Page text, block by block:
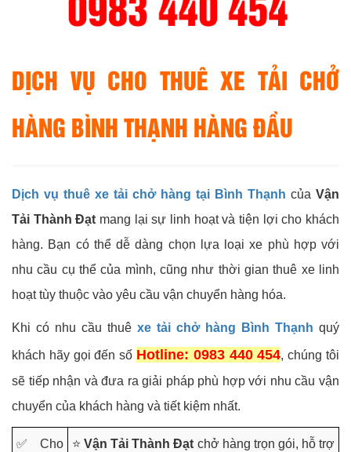
DỊCH VỤ CHO THUÊ XE TẢI CHỞ
HÀNG BÌNH THẠNH HÀNG ĐẦU
Dịch vụ thuê xe tải chở hàng tại Bình Thạnh của Vận
Tải Thành Đạt mang lại sự linh hoạt và tiện lợi cho khách
hàng. Bạn có thể dễ dàng chọn lựa loại xe phù hợp với
nhu cầu cụ thể của mình, cũng như thời gian thuê xe linh
hoạt tùy thuộc vào yêu cầu vận chuyển hàng hóa.
Khi có nhu cầu thuê xe tải chở hàng Bình Thạnh quý
khách hãy gọi đến số Hotline: 0983 440 454, chúng tôi
sẽ tiếp nhận và đưa ra giải pháp phù hợp với nhu cầu vận
chuyển của khách hàng và tiết kiệm nhất.
✅ Cho
⭐Vận Tải Thành Đạt chở hàng trọn gói, hỗ trợ